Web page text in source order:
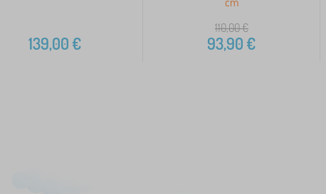
139,00€
110,00€
93,90€